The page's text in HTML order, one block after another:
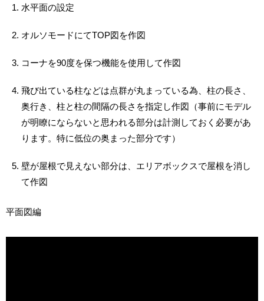
水平面の設定
オルソモードにてTOP図を作図
コーナを90度を保つ機能を使用して作図
飛び出ている柱などは点群が丸まっている為、柱の長さ、
奥行き、柱と柱の間隔の長さを指定し作図（事前にモデル
が明瞭にならないと思われる部分は計測しておく必要があ
ります。特に低位の奥まった部分です）
壁が屋根で見えない部分は、エリアボックスで屋根を消し
て作図
平面図編